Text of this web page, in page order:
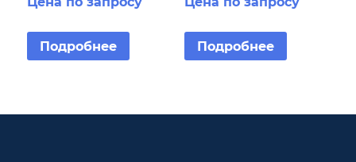
Подробнее Подробнее